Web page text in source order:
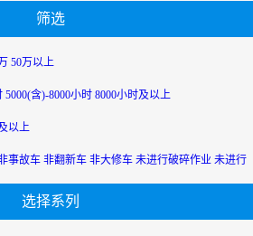
筛选
50万以上
5000(含)-8000小时 8000小时及以上
以上
事故车 非翻新车 非大修车 未进行破碎作业 未进行
选择系列